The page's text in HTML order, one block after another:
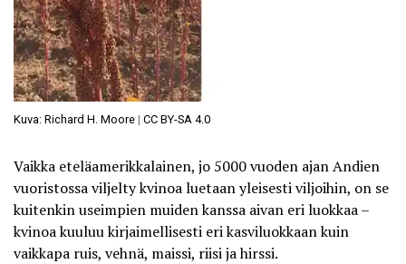
Kuva: Richard H. Moore | CC BY-SA 4.0
Vaikka eteläamerikkalainen, jo 5000 vuoden ajanAndien
vuoristossa viljelty kvinoaluetaan yleisesti viljoihin, on se
kuitenkin useimpien muiden kanssa aivan eri luokkaa –
kvinoa kuuluu kirjaimellisesti eri kasviluokkaan kuin
vaikkapa ruis, vehnä, maissi, riisi ja hirssi.